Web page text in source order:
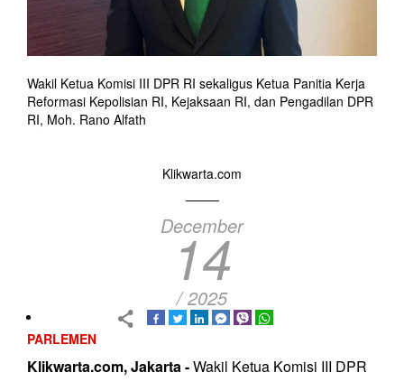
Wakil Ketua Komisi III DPR RI sekaligus Ketua Panitia Kerja
Reformasi Kepolisian RI, Kejaksaan RI, dan Pengadilan DPR
RI, Moh. Rano Alfath
Klikwarta.com
December
14
/ 2025
PARLEMEN
Klikwarta.com, Jakarta -Wakil Ketua Komisi III DPR